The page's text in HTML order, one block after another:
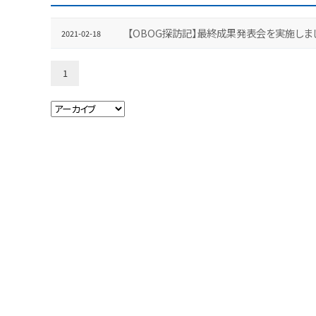
2021-02-18 【OBOG探訪記】最終成果発表会を実施しま
1